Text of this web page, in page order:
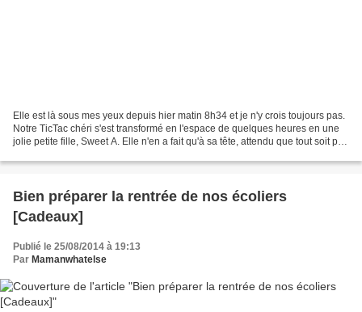
Elle est là sous mes yeux depuis hier matin 8h34 et je n'y crois toujours pas.
Notre TicTac chéri s'est transformé en l'espace de quelques heures en une
jolie petite fille, Sweet A. Elle n'en a fait qu'à sa tête, attendu que tout soit prêt
Bien préparer la rentrée de nos écoliers
[Cadeaux]
Publié le 25/08/2014 à 19:13
Par Mamanwhatelse